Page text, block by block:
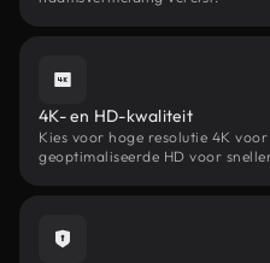
4K- en HD-kwaliteit
Kies voor hoge resolutie 4K
geoptimaliseerde HD voor